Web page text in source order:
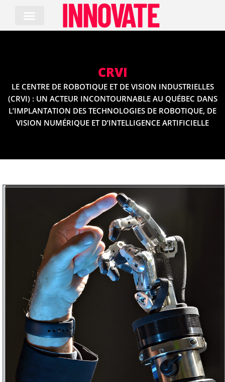
content
CRVI
LE CENTRE DE ROBOTIQUE ET DE VISION INDUSTRIELLES
(CRVI) : UN ACTEUR INCONTOURNABLE AU QUÉBEC DANS
L’IMPLANTATION DES TECHNOLOGIES DE ROBOTIQUE, DE
VISION NUMÉRIQUE ET D’INTELLIGENCE ARTIFICIELLE